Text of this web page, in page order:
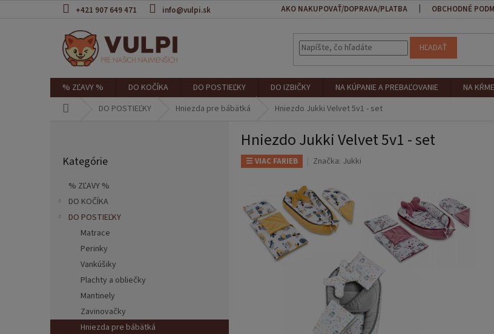
+421 907 649 471 info@vulpi.sk AKO NAKUPOVAŤ/DOPRAVA/PLATBA OBCHODNÉ
HĽADAŤ
% ZĽAVY % DO KOČÍKA DO POSTIEĽKY DO IZBIČKY NA KÚPANIE A PREBAĽOVANIE NA
DO POSTIEĽKY Hniezda pre bábätká Hniezdo Jukki Velvet 5v1 - set
kategórie
Kategórie
% ZĽAVY %
DO KOČÍKA
DO POSTIEĽKY
Matrace
Perinky
Vankúšiky
Plachty a obliečky
Mantinely
Zavinovačky
Hniezda pre bábätká
Hniezdo Jukki Velvet 5v1 - set
☰ VIAC FARIEB Značka: Jukki